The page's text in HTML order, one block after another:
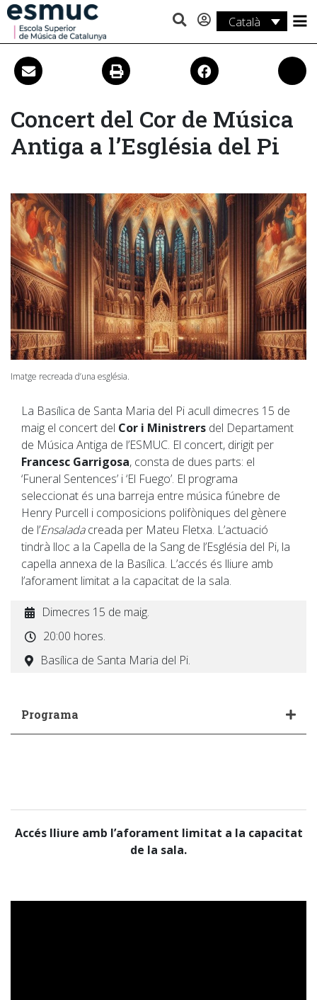
Català
Estudis
Recerca
Activitats
Concert del Cor de Música
Antiga a l’Església del Pi
Imatge recreada d’una església.
La Basílica de Santa Maria del Pi acull dimecres 15 de
maig el concert del Cor i Ministrers del Departament
de Música Antiga de l’ESMUC. El concert, dirigit per
Francesc Garrigosa, consta de dues parts: el
‘Funeral Sentences’ i ‘El Fuego’. El programa
seleccionat és una barreja entre música fúnebre de
Henry Purcell i composicions polifòniques del gènere
de l’Ensaladacreada per Mateu Fletxa. L’actuació
tindrà lloc a la Capella de la Sang de l’Església del Pi, la
capella annexa de la Basílica. L’accés és lliure amb
l’aforament limitat a la capacitat de la sala.
Dimecres 15 de maig.
20:00 hores.
Basílica de Santa Maria del Pi.
Programa
Accés lliure amb l’aforament limitat a la capacitat
de la sala.